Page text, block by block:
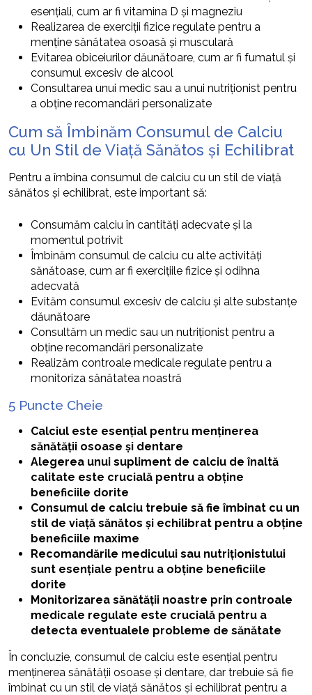
esențiali, cum ar fi vitamina D și magneziu
Realizarea de exerciții fizice regulate pentru a
menține sănătatea osoasă și musculară
Evitarea obiceiurilor dăunătoare, cum ar fi fumatul și
consumul excesiv de alcool
Consultarea unui medic sau a unui nutriționist pentru
a obține recomandări personalizate
Cum să Îmbinăm Consumul de Calciu
cu Un Stil de Viață Sănătos și Echilibrat
Pentru a îmbina consumul de calciu cu un stil de viață
sănătos și echilibrat, este important să:
Consumăm calciu în cantități adecvate și la
momentul potrivit
Îmbinăm consumul de calciu cu alte activități
sănătoase, cum ar fi exercițiile fizice și odihna
adecvată
Evităm consumul excesiv de calciu și alte substanțe
dăunătoare
Consultăm un medic sau un nutriționist pentru a
obține recomandări personalizate
Realizăm controale medicale regulate pentru a
monitoriza sănătatea noastră
5 Puncte Cheie
Calciul este esențial pentru menținerea
sănătății osoase și dentare
Alegerea unui supliment de calciu de înaltă
calitate este crucială pentru a obține
beneficiile dorite
Consumul de calciu trebuie să fie îmbinat cu un
stil de viață sănătos și echilibrat pentru a obține
beneficiile maxime
Recomandările medicului sau nutriționistului
sunt esențiale pentru a obține beneficiile
dorite
Monitorizarea sănătății noastre prin controale
medicale regulate este crucială pentru a
detecta eventualele probleme de sănătate
În concluzie, consumul de calciu este esențial pentru
menținerea sănătății osoase și dentare, dar trebuie să fie
îmbinat cu un stil de viață sănătos și echilibrat pentru a